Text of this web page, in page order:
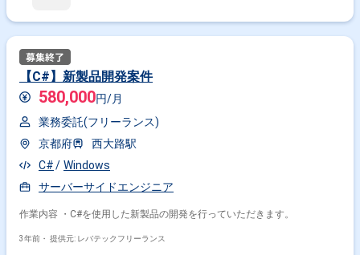
【C#】新製品開発案件
580,000円/月
業務委託(フリーランス)
京都府
西大路駅
C#
Windows
サーバーサイドエンジニア
作業内容 ・C#を使用した新製品の開発を行っていただきます。
3年前・ 提供元: レバテックフリーランス